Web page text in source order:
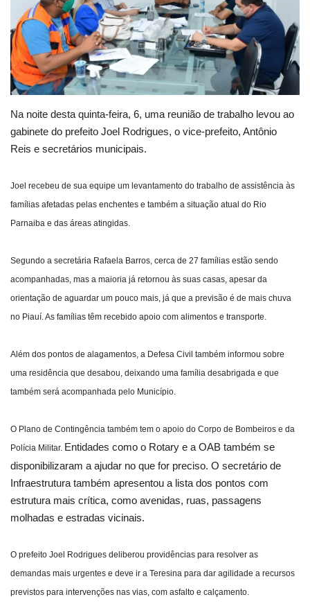
Na noite desta quinta-feira, 6, uma reunião de trabalho levou ao
gabinete do prefeito Joel Rodrigues, o vice-prefeito, Antônio
Reis e secretários municipais.
Joel recebeu de sua equipe um levantamento do trabalho de assistência às
famílias afetadas pelas enchentes e também a situação atual do Rio
Parnaiba e das áreas atingidas.
Segundo a secretária Rafaela Barros, cerca de 27 famílias estão sendo
acompanhadas, mas a maioria já retornou às suas casas, apesar da
orientação de aguardar um pouco mais, já que a previsão é de mais chuva
no Piauí. As famílias têm recebido apoio com alimentos e transporte.
Além dos pontos de alagamentos, a Defesa Civil também informou sobre
uma residência que desabou, deixando uma família desabrigada e que
também será acompanhada pelo Município.
O Plano de Contingência também tem o apoio do Corpo de Bombeiros e da
Polícia Militar. Entidades como o Rotary e a OAB também se
disponibilizaram a ajudar no que for preciso. O secretário de
Infraestrutura também apresentou a lista dos pontos com
estrutura mais crítica, como avenidas, ruas, passagens
molhadas e estradas vicinais.
O prefeito Joel Rodrigues deliberou providências para resolver as
demandas mais urgentes e deve ir a Teresina para dar agilidade a recursos
previstos para intervenções nas vias, com asfalto e calçamento.